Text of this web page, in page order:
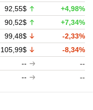
92,55$
+4,98%
90,52$
+7,34%
99,48$
-2,33%
105,99$
-8,34%
--
--
-- --